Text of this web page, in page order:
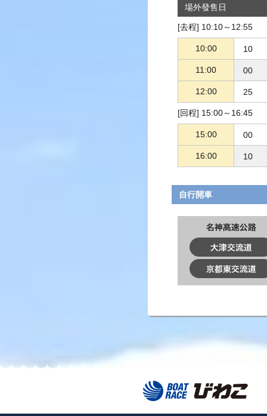
場外發售日
[去程] 10:10～12:55
10:00 10
11:00 00
12:00 25
[回程] 15:00～16:45
15:00 00
16:00 10
自行開車